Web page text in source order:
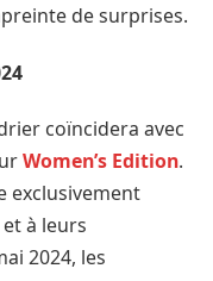
de surprises.
coïncidera avec
Women’s Edition.
exclusivement
à leurs
2024, les